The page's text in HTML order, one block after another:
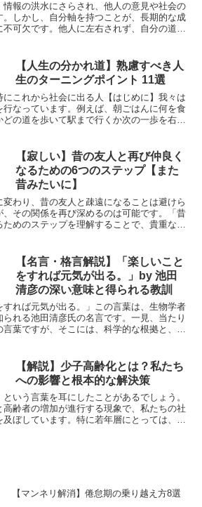
情報の洪水にさらされ、他人の意見や社会の
しかし、自分軸を持つことが、長期的な成
可欠です。他人に左右されず、自分の道を
【人生の分かれ道】熟慮すべき人
生のターニングポイント 11選
にこれから社会に出る人【はじめに】我々は
なっています。例えば、朝ごはんに何を食
の道を歩いて駅まで行くか次の一歩を右足
【寂しい】昔の友人と再び仲良く
なるための6つのステップ【また
昔みたいに】
わり、昔の友人と疎遠になることは避けら
その関係を再び深めるのは可能です。「昔
めのステップを理解することで、貴重な友
【名言・格言解説】「楽しいこと
をすれば元気が出る。」by 池田
清彦の深い意味と得られる教訓
すれば元気が出る。」この言葉は、生物学者
れる池田清彦氏の名言です。一見、当たり
葉ですが、そこには、科学的な根拠と、深
【解説】少子高齢化とは？私たち
への影響と根本的な解決策
いう言葉を耳にしたことがあるでしょう。
齢者の増加が進行する現象で、私たちの社
ぼしています。特に若年層にとっては、こ
【マンネリ解消】倦怠期の乗り越え方8選